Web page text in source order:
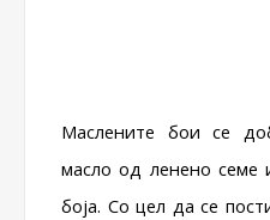
Маслените бои се
масло од ленено семе
боја. Со цел да се